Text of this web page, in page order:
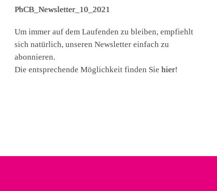
PhCB_Newsletter_10_2021
Um immer auf dem Laufenden zu bleiben, empfiehlt
sich natürlich, unseren Newsletter einfach zu
abonnieren.
Die entsprechende Möglichkeit finden Sie hier!